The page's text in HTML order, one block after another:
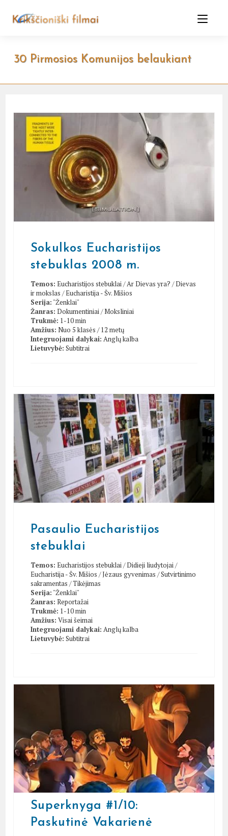
30 Pirmosios Komunijos belaukiant
Sokulkos Eucharistijos
stebuklas 2008 m.
Temos: Eucharistijos stebuklai/Ar Dievas yra? /Dievas
ir mokslas /Eucharistija - Šv. Mišios
Serija: "Ženklai"
Žanras: Dokumentiniai/Moksliniai
Trukmė: 1-10 min
Amžius: Nuo 5 klasės / 12 metų
Integruojami dalykai: Anglų kalba
Lietuvybė: Subtitrai
Pasaulio Eucharistijos
stebuklai
Temos: Eucharistijos stebuklai /Didieji liudytojai /
Eucharistija - Šv. Mišios /Jėzaus gyvenimas /Sutvirtinimo
sakramentas /Tikėjimas
Serija: "Ženklai"
Žanras: Reportažai
Trukmė: 1-10 min
Amžius: Visai šeimai
Integruojami dalykai: Anglų kalba
Lietuvybė: Subtitrai
Superknyga #1/10:
Paskutinė Vakarienė